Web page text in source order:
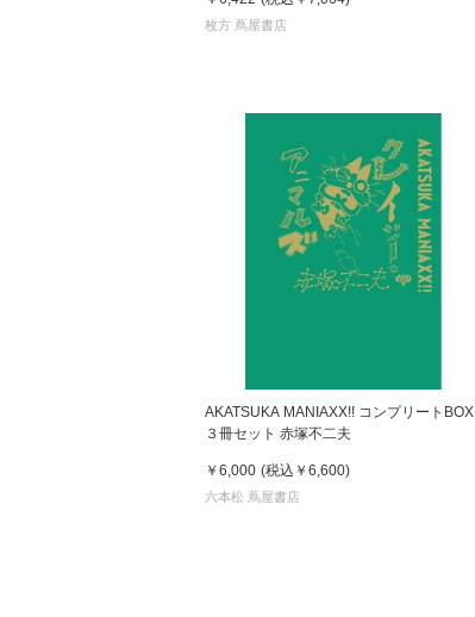
枚方 蔦屋書店
AKATSUKA MANIAXX!! コンプリートBOX
３冊セット 赤塚不二夫
￥6,000 (税込 ￥6,600)
六本松 蔦屋書店